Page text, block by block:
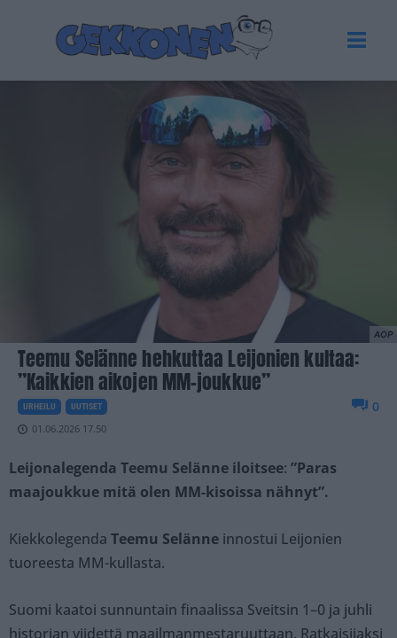
AOP
Teemu Selänne hehkuttaa Leijonien kultaa:
”Kaikkien aikojen MM-joukkue”
URHEILU UUTISET
01.06.2026 17.50
0
Leijonalegenda Teemu Selänne iloitsee: ”Paras
maajoukkue mitä olen MM-kisoissa nähnyt”.
Kiekkolegenda Teemu Selänne innostui Leijonien
tuoreesta MM-kullasta.
Suomi kaatoi sunnuntain finaalissa Sveitsin 1–0 ja juhli
historian viidettä maailmanmestaruuttaan. Ratkaisijaksi